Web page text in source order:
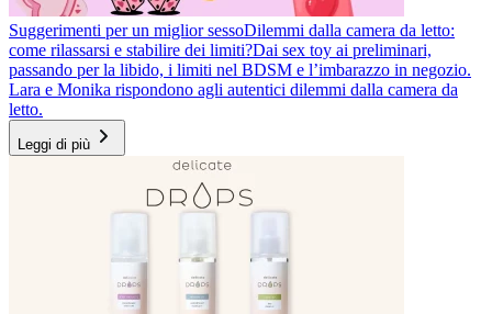
Suggerimenti per un miglior sessoDilemmi dalla camera da letto:
come rilassarsi e stabilire dei limiti?Dai sex toy ai preliminari,
passando per la libido, i limiti nel BDSM e l’imbarazzo in negozio.
Lara e Monika rispondono agli autentici dilemmi dalla camera da
letto.
Leggi di più